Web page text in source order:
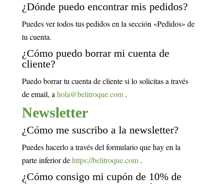
¿Dónde puedo encontrar mis pedidos?
Puedes ver todos tus pedidos en la sección «Pedidos» de
tu cuenta.
¿Cómo puedo borrar mi cuenta de
cliente?
Puedo borrar tu cuenta de cliente si lo solicitas a través
de email, a hola@belitroque.com.
Newsletter
¿Cómo me suscribo a la newsletter?
Puedes hacerlo a través del formulario que hay en la
parte inferior dehttps://belitroque.com.
¿Cómo consigo mi cupón de 10% de